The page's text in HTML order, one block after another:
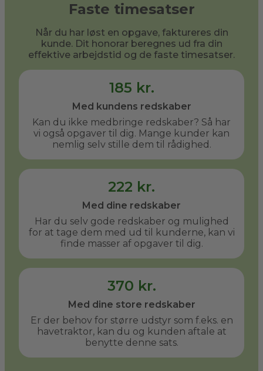
Faste timesatser
Når du har løst en opgave, faktureres din
kunde. Dit honorar beregnes ud fra din
effektive arbejdstid og de faste timesatser.
185 kr.
Med kundens redskaber
Kan du ikke medbringe redskaber? Så har
vi også opgaver til dig. Mange kunder kan
nemlig selv stille dem til rådighed.
222 kr.
Med dine redskaber
Har du selv gode redskaber og mulighed
for at tage dem med ud til kunderne, kan vi
finde masser af opgaver til dig.
370 kr.
Med dine store redskaber
Er der behov for større udstyr som f.eks. en
havetraktor, kan du og kunden aftale at
benytte denne sats.